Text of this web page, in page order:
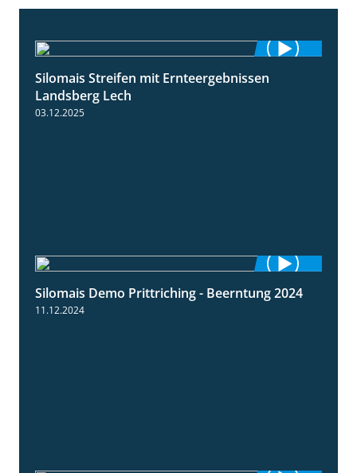
11:01
Silomais Streifen mit Ernteergebnissen
Landsberg Lech
03.12.2025
12:28
Silomais Demo Prittriching - Beerntung 2024
11.12.2024